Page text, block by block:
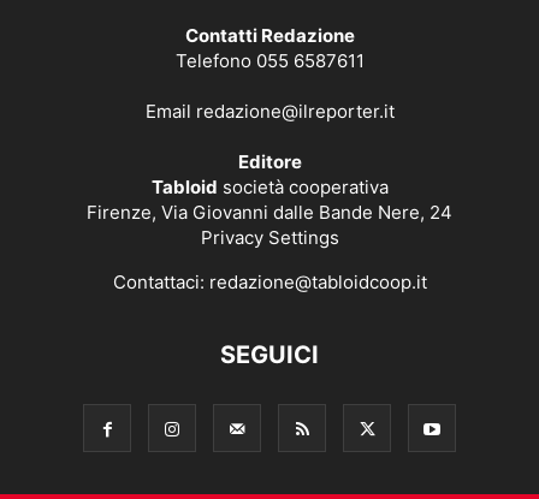
Contatti Redazione
Telefono 055 6587611
Email redazione@ilreporter.it
Editore
Tabloid società cooperativa
Firenze, Via Giovanni dalle Bande Nere, 24
Privacy Settings
Contattaci: redazione@tabloidcoop.it
SEGUICI